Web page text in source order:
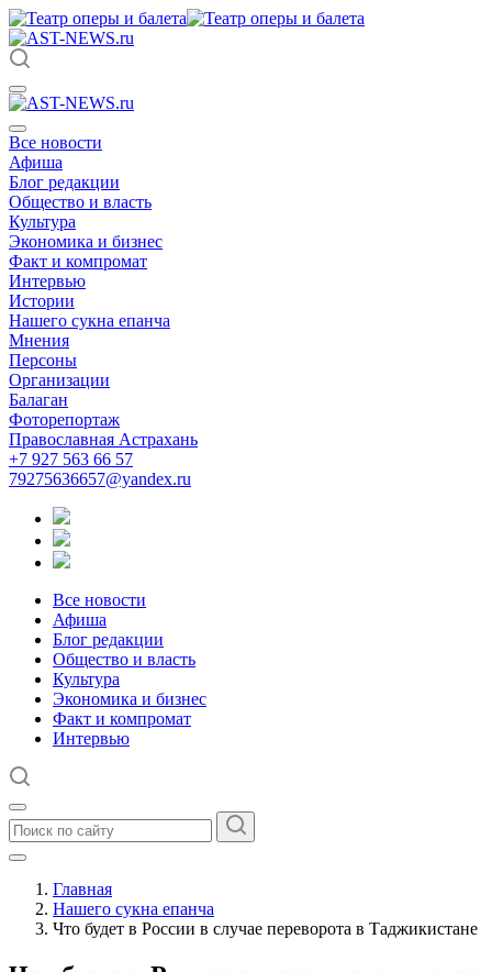
Все новости
Афиша
Блог редакции
Общество и власть
Культура
Экономика и бизнес
Факт и компромат
Интервью
Истории
Нашего сукна епанча
Мнения
Персоны
Организации
Балаган
Фоторепортаж
Православная Астрахань
+7 927 563 66 57
79275636657@yandex.ru
Все новости
Афиша
Блог редакции
Общество и власть
Культура
Экономика и бизнес
Факт и компромат
Интервью
Главная
Нашего сукна епанча
Что будет в России в случае переворота в Таджикистане